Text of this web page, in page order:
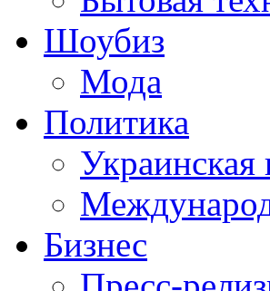
Шоубиз
Мода
Политика
Украинская
Бизнес